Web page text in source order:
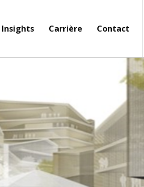
Insights Carrière Contact